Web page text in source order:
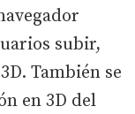
subir,
También se
en 3D del